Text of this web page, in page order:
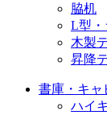
脇机
L型・
木製
昇降
書庫・キャ
ハイ